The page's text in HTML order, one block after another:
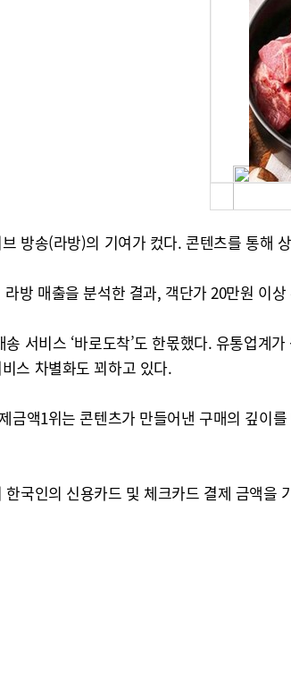
방송(라방)의 기여가 컸다. 콘텐츠를 통해
방 매출을 분석한 결과, 객단가 20만원 이
서비스 ‘바로도착’도 한몫했다. 유통업계
스 차별화도 꾀하고 있다.
금액1위는 콘텐츠가 만들어낸 구매의 깊
한국인의 신용카드 및 체크카드 결제 금액